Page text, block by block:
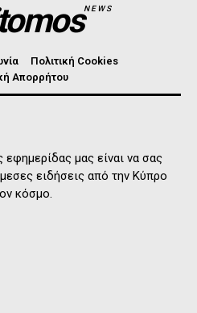
NEWS
Πολιτική Cookies
Απορρήτου
μας είναι να σας
ειδήσεις από την Κύπρο
κόσμο.